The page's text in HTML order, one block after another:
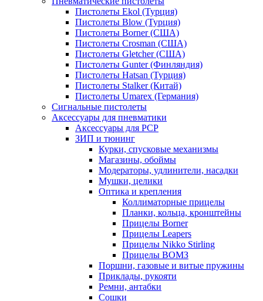
Пистолеты Ekol (Турция)
Пистолеты Blow (Турция)
Пистолеты Borner (США)
Пистолеты Crosman (США)
Пистолеты Gletcher (США)
Пистолеты Gunter (Финляндия)
Пистолеты Hatsan (Турция)
Пистолеты Stalker (Китай)
Пистолеты Umarex (Германия)
Сигнальные пистолеты
Аксессуары для пневматики
Аксессуары для PCP
ЗИП и тюнинг
Курки, спусковые механизмы
Магазины, обоймы
Модераторы, удлинители, насадки
Мушки, целики
Оптика и крепления
Коллиматорные прицелы
Планки, кольца, кронштейны
Прицелы Borner
Прицелы Leapers
Прицелы Nikko Stirling
Прицелы ВОМЗ
Поршни, газовые и витые пружины
Приклады, рукояти
Ремни, антабки
Сошки